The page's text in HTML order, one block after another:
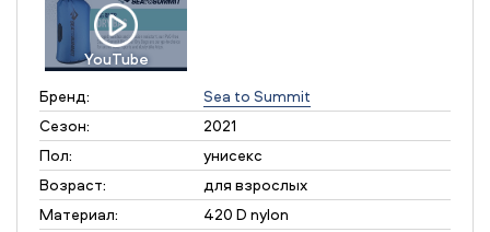
YouTube
Бренд:
Sea to Summit
Сезон:
2021
Пол:
унисекс
Возраст:
для взрослых
Материал:
420 D nylon